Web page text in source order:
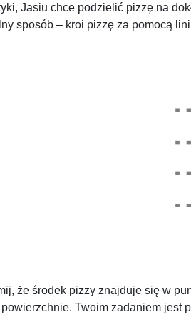
Jasiu chce podzielić pizzę na
sposób – kroi pizzę za pomocą
że środek pizzy znajduje się w
Twoim zadaniem jest